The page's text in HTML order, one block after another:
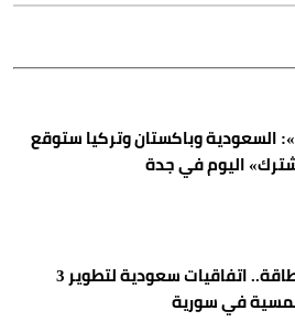
السعودية وباكستان وتركيا ستوقع
اليوم في جدة
بإشراف وزارة الطاقة.. اتفاقيات سعودية لتطوير 3
في سورية